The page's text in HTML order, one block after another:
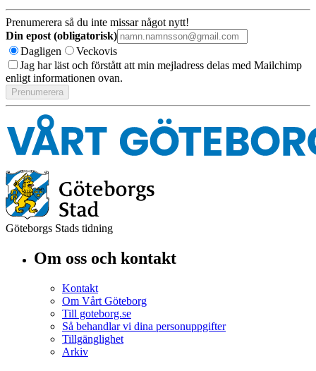
Prenumerera så du inte missar något nytt!
Din epost (obligatorisk)
Dagligen
Veckovis
Jag har läst och förstått att min mejladress delas med Mailchimp
enligt informationen ovan.
Göteborgs Stads tidning
Om oss och kontakt
Kontakt
Om Vårt Göteborg
Till goteborg.se
Så behandlar vi dina personuppgifter
Tillgänglighet
Arkiv